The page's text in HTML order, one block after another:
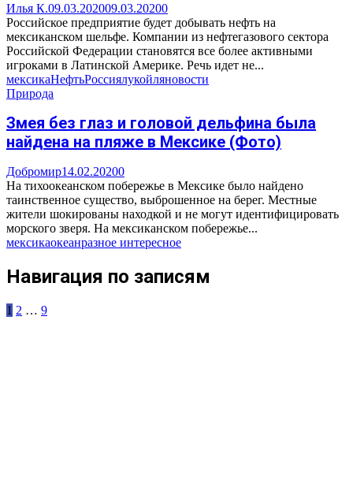
Илья К.09.03.202009.03.20200
Российское предприятие будет добывать нефть на
мексиканском шельфе. Компании из нефтегазового сектора
Российской Федерации становятся все более активными
игроками в Латинской Америке. Речь идет не...
мексикаНефтьРоссиялукойляновости
Природа
Змея без глаз и головой дельфина была
найдена на пляже в Мексике (Фото)
Добромир14.02.20200
На тихоокеанском побережье в Мексике было найдено
таинственное существо, выброшенное на берег. Местные
жители шокированы находкой и не могут идентифицировать
морского зверя. На мексиканском побережье...
мексикаокеанразное интересное
Навигация по записям
1 2 … 9